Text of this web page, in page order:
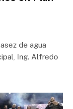
de agua
Ing. Alfredo